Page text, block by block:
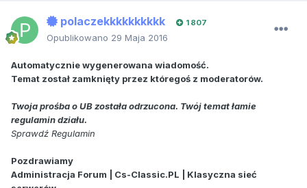
polaczekkkkkkkkkk 1 807
Opublikowano 29 Maja 2016
Automatycznie wygenerowana wiadomość.
Temat został zamknięty przez któregoś z moderatorów.
Twoja prośba o UB została odrzucona. Twój temat łamie
regulamin działu.
Sprawdź Regulamin
Pozdrawiamy
Administracja Forum | Cs-Classic.PL | Klasyczna sieć